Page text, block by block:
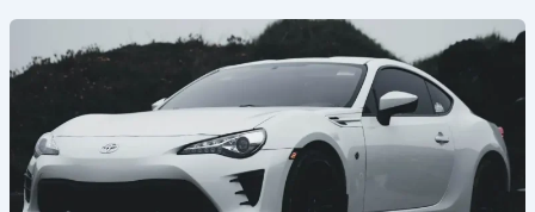
أفضل
في
الخبر
والدمام